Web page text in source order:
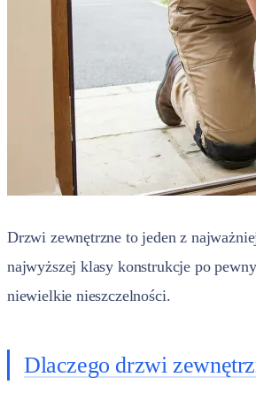
Drzwi zewnętrzne to jeden z
najwyższej klasy konstrukcje po
niewielkie nieszczelności.
Dlaczego drzwi